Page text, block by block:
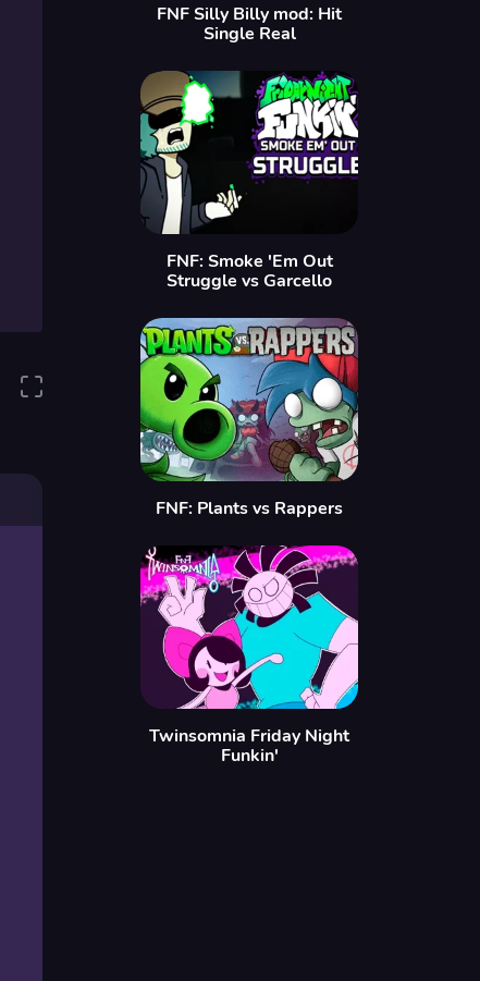
FNF Silly Billy mod: Hit
Single Real
FNF: Smoke 'Em Out
Struggle vs Garcello
FNF: Plants vs Rappers
Twinsomnia Friday Night
Funkin'